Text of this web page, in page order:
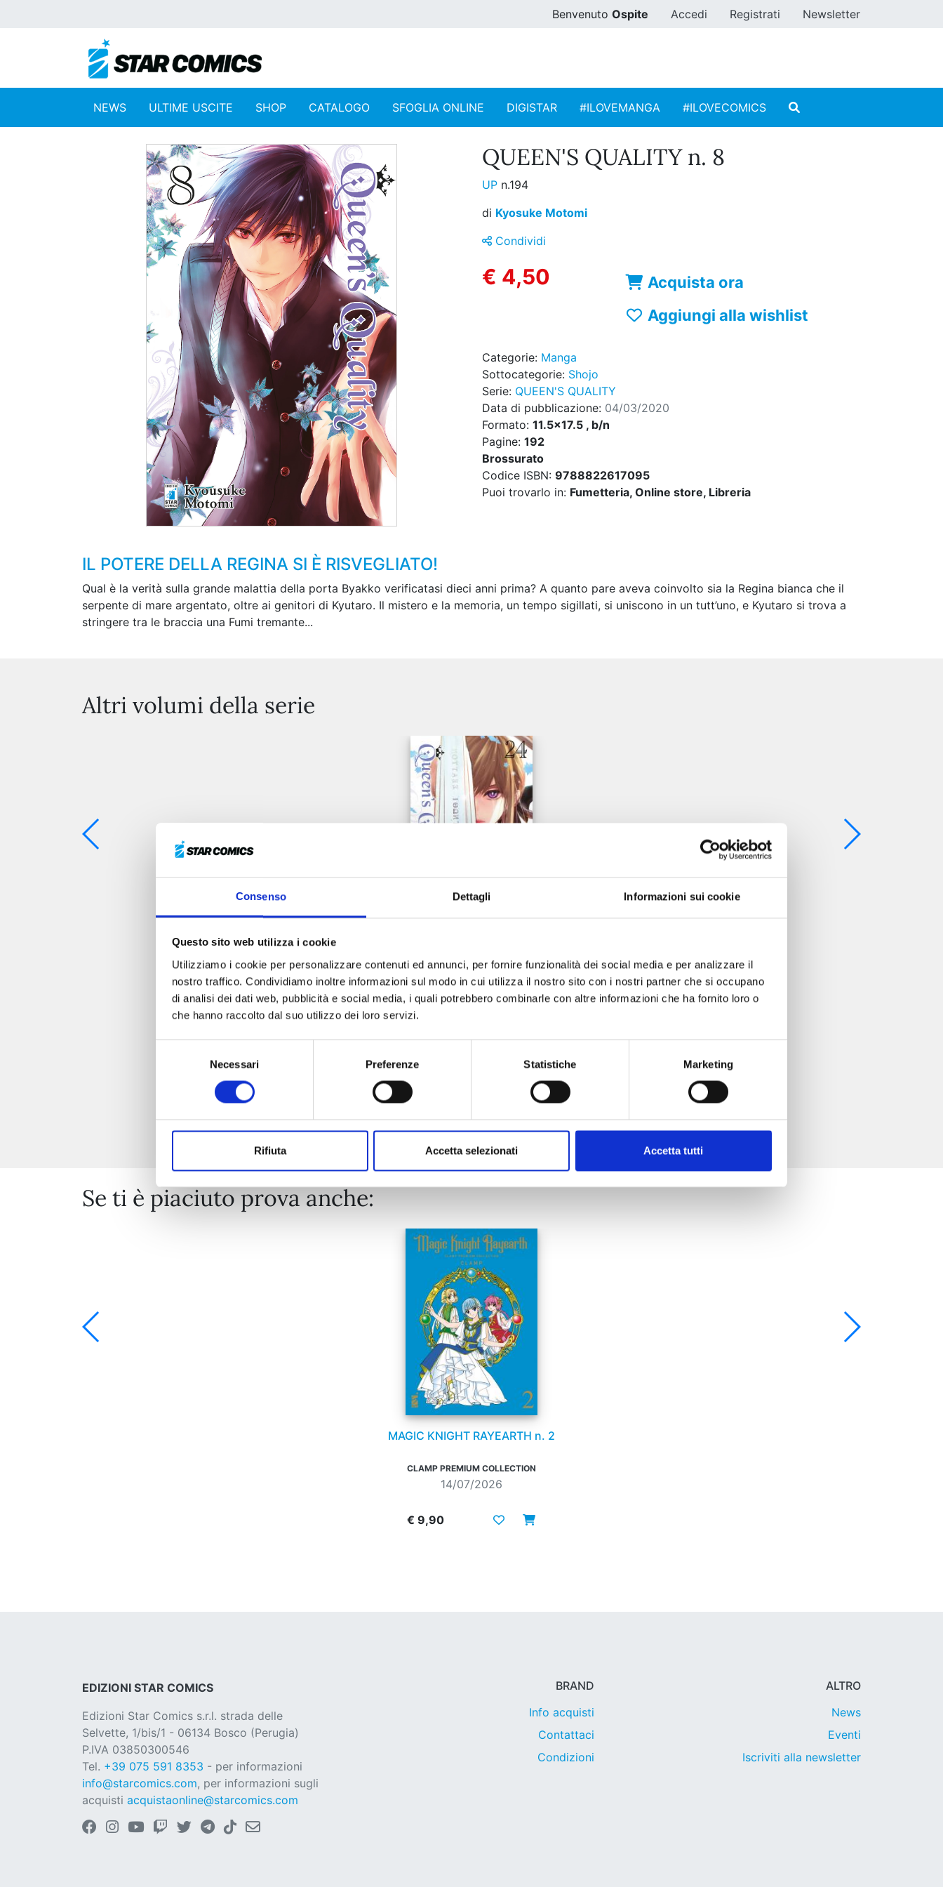
Consenso Dettagli Informazioni sui cookie
Questo sito web utilizza i cookie
Utilizziamo i cookie per personalizzare contenuti ed annunci, per fornire funzionalità dei social media e per analizzare il
nostro traffico. Condividiamo inoltre informazioni sul modo in cui utilizza il nostro sito con i nostri partner che si occupano
di analisi dei dati web, pubblicità e social media, i quali potrebbero combinarle con altre informazioni che ha fornito loro o
che hanno raccolto dal suo utilizzo dei loro servizi.
Necessari Preferenze Statistiche Marketing
Rifiuta Accetta selezionati Accetta tutti
Benvenuto Ospite Accedi Registrati Newsletter
NEWS ULTIME USCITE SHOP CATALOGO SFOGLIA ONLINE DIGISTAR #ILOVEMANGA #ILOVECOMICS
QUEEN'S QUALITY n. 8
UP n.194
di Kyosuke Motomi
Condividi
€ 4,50
Acquista ora
Aggiungi alla wishlist
Categorie: Manga
Sottocategorie: Shojo
Serie: QUEEN'S QUALITY
Data di pubblicazione: 04/03/2020
Formato: 11.5x17.5 , b/n
Pagine: 192
Brossurato
Codice ISBN: 9788822617095
Puoi trovarlo in: Fumetteria, Online store, Libreria
IL POTERE DELLA REGINA SI È RISVEGLIATO!
Qual è la verità sulla grande malattia della porta Byakko verificatasi dieci anni prima? A quanto pare aveva coinvolto sia la Regina bianca che il
serpente di mare argentato, oltre ai genitori di Kyutaro. Il mistero e la memoria, un tempo sigillati, si uniscono in un tutt’uno, e Kyutaro si trova a
stringere tra le braccia una Fumi tremante...
Altri volumi della serie
19/05/2026
Se ti è piaciuto prova anche:
MAGIC KNIGHT RAYEARTH n. 2
CLAMP PREMIUM COLLECTION
14/07/2026
€ 9,90
EDIZIONI STAR COMICS
Edizioni Star Comics s.r.l. strada delle
Selvette, 1/bis/1 - 06134 Bosco (Perugia)
P.IVA 03850300546
Tel. +39 075 591 8353 - per informazioni
info@starcomics.com, per informazioni sugli
acquisti acquistaonline@starcomics.com
BRAND
Info acquisti
Contattaci
Condizioni
ALTRO
News
Eventi
Iscriviti alla newsletter